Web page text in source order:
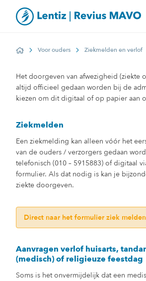
HomeVoor ouders Ziekmelden en verlof
Het doorgeven van afwezigheid (ziekte
altijd officieel gedaan worden bij de
kiezen om dit digitaal of op papier aan
Ziekmelden
Een ziekmelding kan alleen vóór het
van de ouders / verzorgers gedaan
telefonisch (010 – 5915883) of digitaal
formulier. Als dat nodig is kan je
ziekte doorgeven.
Direct naar het formulier ziek
Aanvragen verlof huisarts,
(medisch) of religieuze feestdag
Soms is het onvermijdelijk dat een